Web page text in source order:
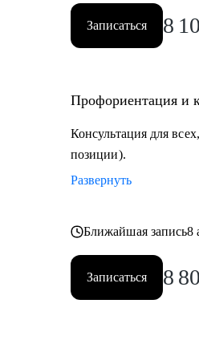
Записаться 8
Профориентация и
Консультация для
позиции).
Развернуть
Ближайшая запись8
Записаться 8